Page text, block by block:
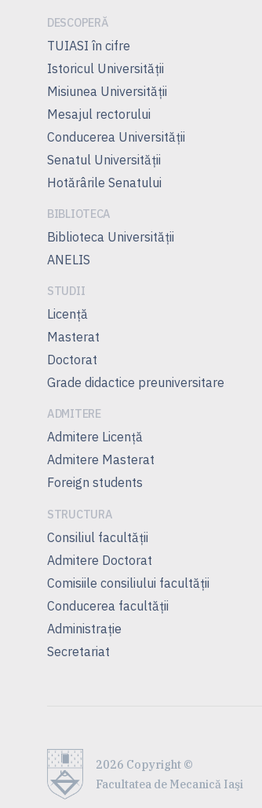
DESCOPERĂ
TUIASI în cifre
Istoricul Universităţii
Misiunea Universităţii
Mesajul rectorului
Conducerea Universităţii
Senatul Universității
Hotărârile Senatului
BIBLIOTECA
Biblioteca Universității
ANELIS
STUDII
Licență
Masterat
Doctorat
Grade didactice preuniversitare
ADMITERE
Admitere Licenţă
Admitere Masterat
Foreign students
STRUCTURA
Consiliul facultăţii
Admitere Doctorat
Comisiile consiliului facultăţii
Conducerea facultăţii
Administrație
Secretariat
2026 Copyright ©
Facultatea de Mecanică Iaşi